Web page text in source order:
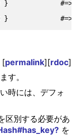
}             #=>
[permalink][rdoc]
す。
時には、デフォ
区別する必要があ
を